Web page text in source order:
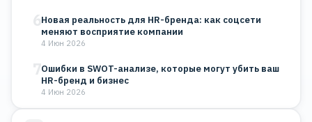
6Новая реальность для HR-бренда: как соцсети
меняют восприятие компании
4 Июн 2026
7Ошибки в SWOT-анализе, которые могут убить ваш
HR-бренд и бизнес
4 Июн 2026